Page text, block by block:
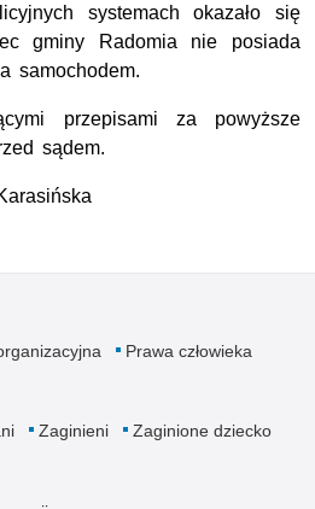
systemach okazało się
gminy Radomia nie posiada
samochodem.
przepisami za powyższe
sądem.
Prawa człowieka
Zaginieni Zaginione dziecko